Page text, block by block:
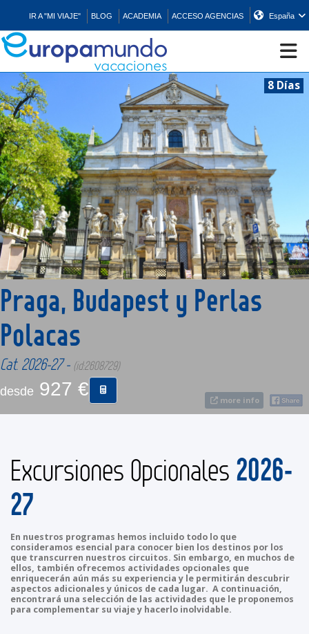
IR A "MI VIAJE" BLOG ACADEMIA ACCESO AGENCIAS España
CRUCEROS
EUROPA
ASIA
ORIENTE
PROMOCIONES
COMPRAR
8 Días
more info
Praga, Budapest y Perlas
Polacas
Cat. 2026-27 - (id:2608729)
desde 927 €
Excursiones Opcionales 2026-
27
En nuestros programas hemos incluido todo lo que
consideramos esencial para conocer bien los destinos por los
que transcurren nuestros circuitos. Sin embargo, en muchos de
ellos, también ofrecemos actividades opcionales que
enriquecerán aún más su experiencia y le permitirán descubrir
aspectos adicionales y únicos de cada lugar. A continuación,
encontrará una selección de las actividades que le proponemos
para complementar su viaje y hacerlo inolvidable.